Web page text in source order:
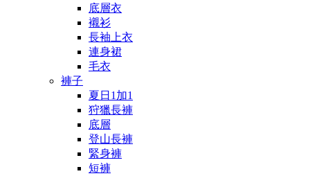
底層衣
襯衫
長袖上衣
連身裙
毛衣
褲子
夏日1加1
狩獵長褲
底層
登山長褲
緊身褲
短褲